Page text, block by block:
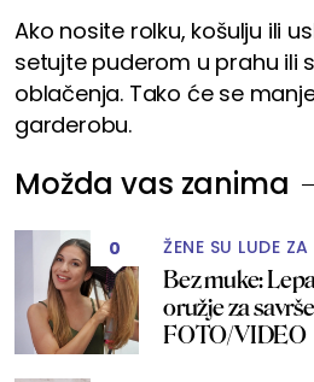
Ako nosite rolku, košulju ili
setujte puderom u prahu ili
oblačenja. Tako će se
garderobu.
Možda vas zanima
0 ŽENE SU LUDE
Bez muke:
oružje za
FOTO/VIDEO